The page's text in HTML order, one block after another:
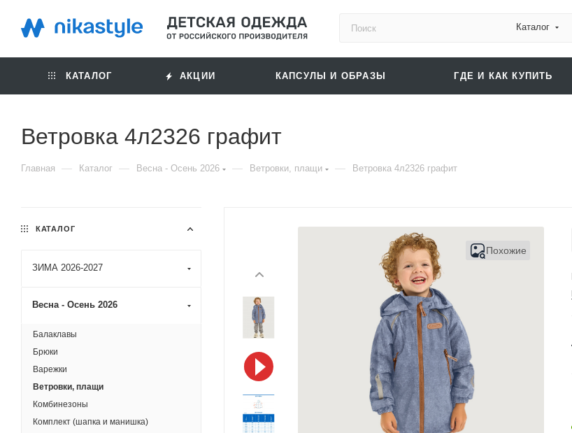
Каталог
КАТАЛОГ АКЦИИ КАПСУЛЫ И ОБРАЗЫ ГДЕ И КАК КУПИТЬ
Ветровка 4л2326 графит
Главная — Каталог — Весна - Осень 2026 — Ветровки, плащи — Ветровка 4л2326 графит
Похожие
КАТАЛОГ
ЗИМА 2026-2027
Весна - Осень 2026
Балаклавы
Брюки
Варежки
Ветровки, плащи
Комбинезоны
Комплект (шапка и манишка)